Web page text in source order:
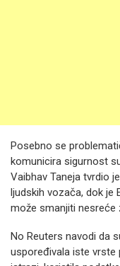
Posebno se
komunicira sigurnost
Vaibhav Taneja tvrdio
ljudskih vozača, dok je
može smanjiti nesreće
No Reuters navodi da
uspoređivala iste vrste